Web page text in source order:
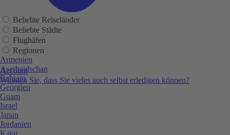
Account
Wussten Sie, dass Sie vieles auch selbst erledigen können?
Beliebte Reiseländer
Beliebte Städte
Flughäfen
Regionen
Armenien
Aserbaidschan
Bahrain
Georgien
Guam
Israel
Japan
Jordanien
Katar